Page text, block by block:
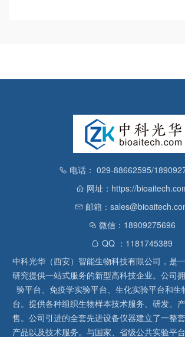
电话： 029-88662595/
网址：https://
邮箱：
微信：18909275696
QQ ：1181745389
中科光华（西安）智能生物科技有限公司，是
研究提供一站式服务的新型高科技企业。公司
验平台、免疫学实验平台、生化实验平台和生
台。提供各种组织生物样本技术服务、研发、
售。公司引进的全套先进设备仪器建立了一整
产品以及技术服务。与国家、省级公共实验平